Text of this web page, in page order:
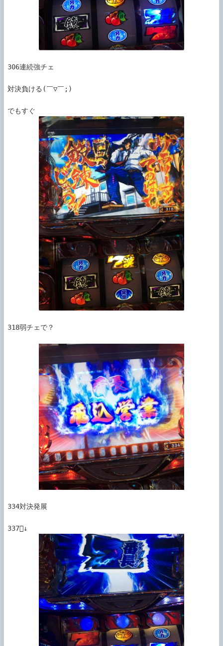
306連続強チェ
対決負ける(￣▽￣;)
318弱チェで？
334対決発展